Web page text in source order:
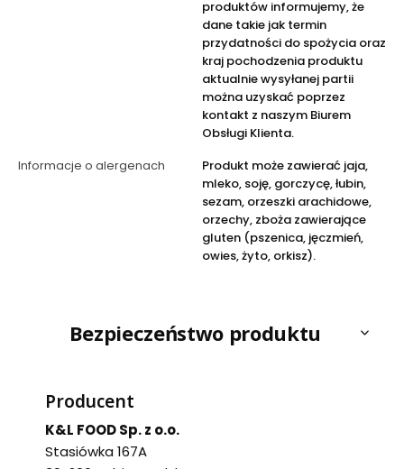
produktów informujemy, że
dane takie jak termin
przydatności do spożycia oraz
kraj pochodzenia produktu
aktualnie wysyłanej partii
można uzyskać poprzez
kontakt z naszym Biurem
Obsługi Klienta.
Informacje o alergenach
Produkt może zawierać jaja,
mleko, soję, gorczycę, łubin,
sezam, orzeszki arachidowe,
orzechy, zboża zawierające
gluten (pszenica, jęczmień,
owies, żyto, orkisz).
Bezpieczeństwo produktu
Producent
K&L FOOD Sp. z o.o.
Stasiówka 167A